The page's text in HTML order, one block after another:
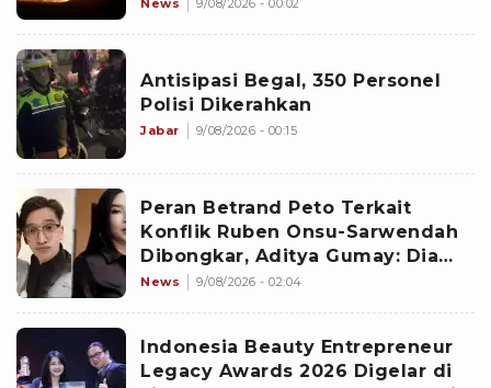
News 9/08/2026 - 00:02
Antisipasi Begal, 350 Personel
Polisi Dikerahkan
Jabar 9/08/2026 - 00:15
Peran Betrand Peto Terkait
Konflik Ruben Onsu-Sarwendah
Dibongkar, Aditya Gumay: Dia
Pemegang Kartu
News 9/08/2026 - 02:04
Indonesia Beauty Entrepreneur
Legacy Awards 2026 Digelar di